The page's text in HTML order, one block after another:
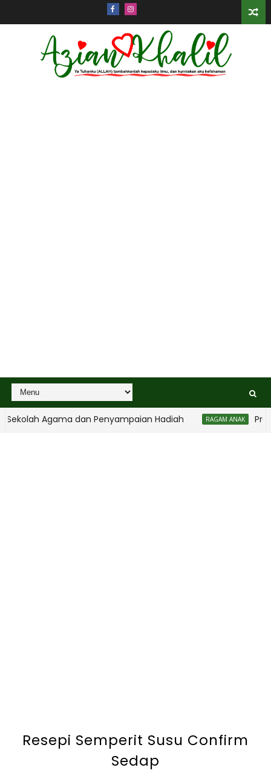
Agama dan Penyampaian Hadiah RAGAM ANAK Program
Resepi Semperit Susu Confirm
Sedap